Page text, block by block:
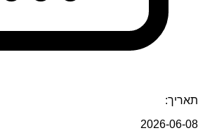
תאריך:
2026-06-08